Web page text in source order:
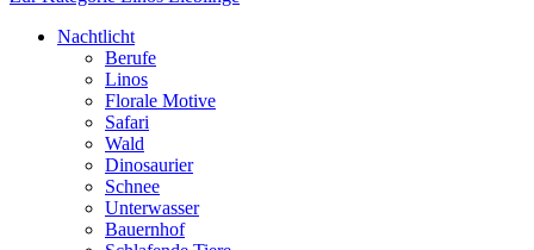
Nachtlicht
Berufe
Linos
Florale Motive
Safari
Wald
Dinosaurier
Schnee
Unterwasser
Bauernhof